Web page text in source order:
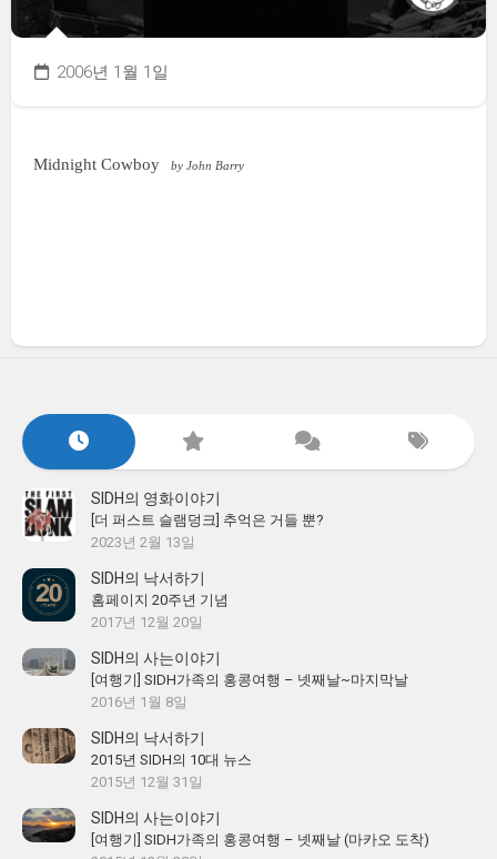
2006년 1월 1일
Midnight Cowboy by John Barry
SIDH의 영화이야기
[더 퍼스트 슬램덩크] 추억은 거들 뿐?
2023년 2월 13일
SIDH의 낙서하기
홈페이지 20주년 기념
2017년 12월 20일
SIDH의 사는이야기
[여행기] SIDH가족의 홍콩여행 – 넷째날~마지막날
2016년 1월 8일
SIDH의 낙서하기
2015년 SIDH의 10대 뉴스
2015년 12월 31일
SIDH의 사는이야기
[여행기] SIDH가족의 홍콩여행 – 넷째날 (마카오 도착)